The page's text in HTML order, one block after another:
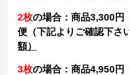
2枚の場合：商品3,300円
便（下記よりご確認下さ
額）
3枚の場合：商品4,950円